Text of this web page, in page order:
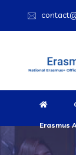
Erasmus